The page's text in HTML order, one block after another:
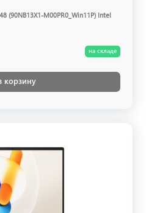
(90NB13X1-M00PR0_Win11P) Intel
на складе
корзину